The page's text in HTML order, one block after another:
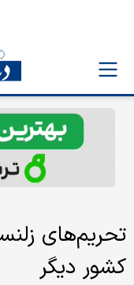
تحریم‌های
کشور دیگر